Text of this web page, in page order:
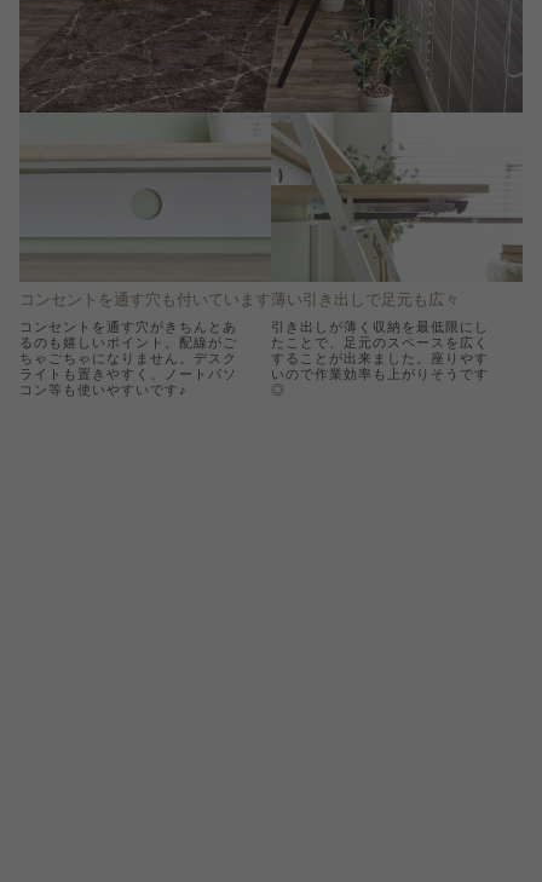
コンセントを通す穴も付いています
コンセントを通す穴がきちんとあ
るのも嬉しいポイント。配線がご
ちゃごちゃになりません。デスク
ライトも置きやすく、ノートパソ
コン等も使いやすいです♪
薄い引き出しで足元も広々
引き出しが薄く収納を最低限にし
たことで、足元のスペースを広く
することが出来ました。座りやす
いので作業効率も上がりそうです
◎